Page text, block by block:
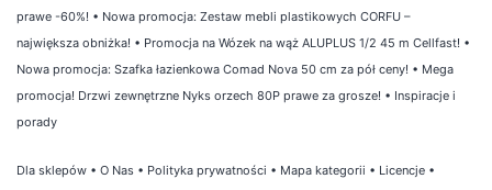
prawe -60%! • Nowa promocja: Zestaw mebli plastikowych CORFU –
największa obniżka! • Promocja na Wózek na wąż ALUPLUS 1/2 45 m Cellfast! •
Nowa promocja: Szafka łazienkowa Comad Nova 50 cm za pół ceny! • Mega
promocja! Drzwi zewnętrzne Nyks orzech 80P prawe za grosze! • Inspiracje i
porady
Dla sklepów • O Nas • Polityka prywatności • Mapa kategorii • Licencje •